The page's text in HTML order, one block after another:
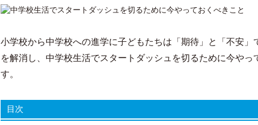
小学校から中学校への進学に子どもたちは「期待」と「不安」
を解消し、中学校生活でスタートダッシュを切るために今やっ
す。
目次